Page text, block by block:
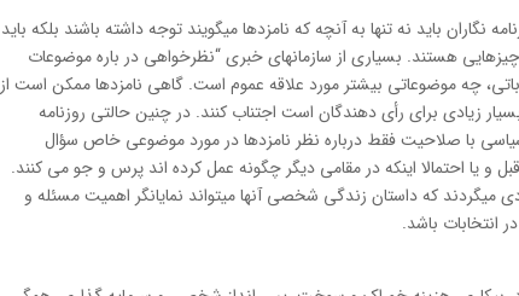
نگاران باید نه تنها به آنچه که نامزدها میگویند توجه داشته باشند بلکه باید
هستند. بسیاری از سازمانهای خبری “نظرخواهی در باره موضوعات
چه موضوعاتی بیشتر مورد علاقه عموم است. گاهی نامزدها ممکن است از
زیادی برای رأی دهندگان است اجتناب کنند. در چنین حالتی روزنامه
سیاسی با صلاحیت فقط درباره نظر نامزدها در مورد موضوعی خاص سؤال
و یا احتمالا اینکه در مقامی دیگر چگونه عمل کرده اند پرس و جو می کنند.
میگردند که داستان زندگی شخصی آنها میتواند نمایانگر اهمیت مسئله و
انتخابات باشد.